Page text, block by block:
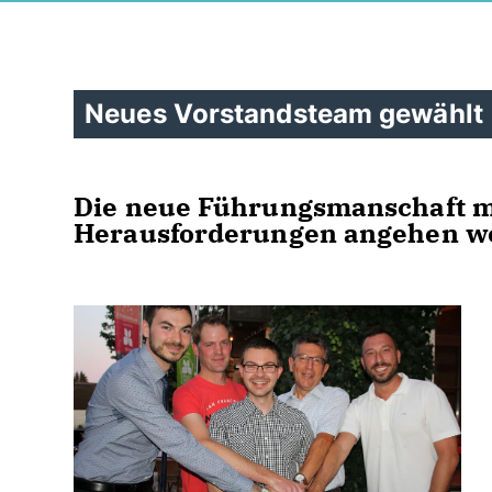
Neues Vorstandsteam gewählt
Die neue Führungsmanschaft
Herausforderungen angehen